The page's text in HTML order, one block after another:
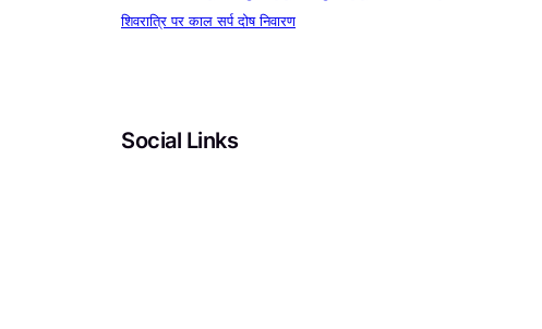
शिवरात्रि पर काल सर्प दोष निवारण
Social Links